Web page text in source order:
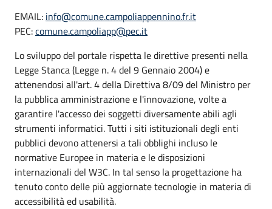
EMAIL: info@comune.campoliappennino.fr.it
PEC:comune.campoliapp@pec.it
Lo sviluppo del portale rispetta le direttive presenti nella
Legge Stanca (Legge n. 4 del 9 Gennaio 2004) e
attenendosi all'art. 4 della Direttiva 8/09 del Ministro per
la pubblica amministrazione e l'innovazione, volte a
garantire l'accesso dei soggetti diversamente abili agli
strumenti informatici. Tutti i siti istituzionali degli enti
pubblici devono attenersi a tali obblighi incluso le
normative Europee in materia e le disposizioni
internazionali del W3C. In tal senso la progettazione ha
tenuto conto delle più aggiornate tecnologie in materia di
accessibilità ed usabilità.